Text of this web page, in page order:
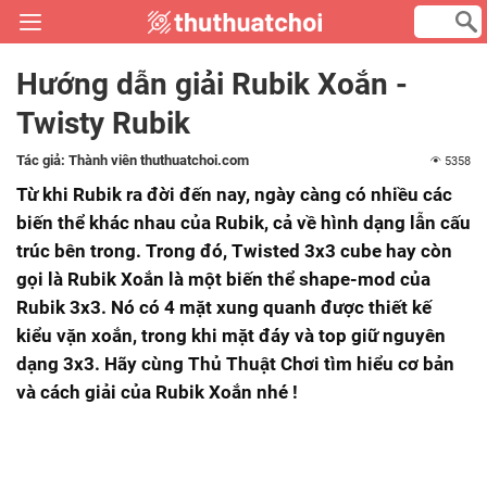
Hướng dẫn giải Rubik Xoắn -
Twisty Rubik
Tác giả: Thành viên thuthuatchoi.com 5358
Từ khi Rubik ra đời đến nay, ngày càng có nhiều các
biến thể khác nhau của Rubik, cả về hình dạng lẫn cấu
trúc bên trong. Trong đó, Twisted 3x3 cube hay còn
gọi là Rubik Xoắn là một biến thể shape-mod của
Rubik 3x3. Nó có 4 mặt xung quanh được thiết kế
kiểu vặn xoắn, trong khi mặt đáy và top giữ nguyên
dạng 3x3. Hãy cùng Thủ Thuật Chơi tìm hiểu cơ bản
và cách giải của Rubik Xoắn nhé !